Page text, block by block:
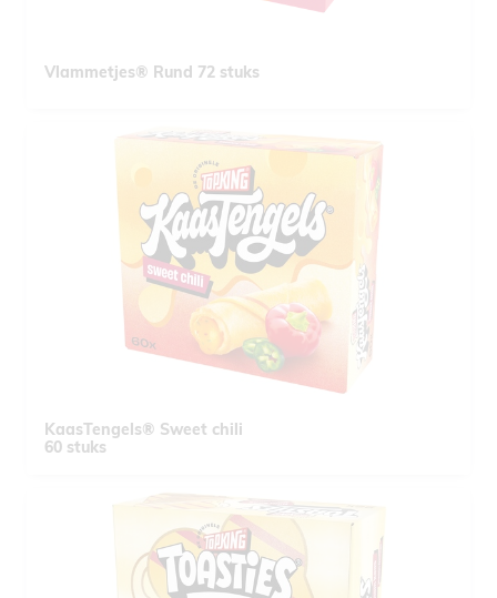
Vlammetjes® Rund 72 stuks
KaasTengels® Sweet chili
60 stuks